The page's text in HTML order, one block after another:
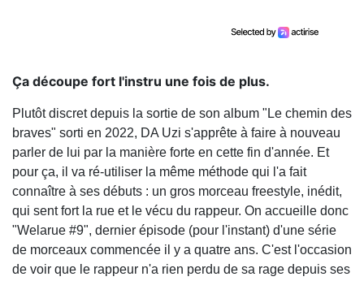
Ça découpe fort l'instru une fois de plus.
Plutôt discret depuis la sortie de son album "Le chemin des
braves" sorti en 2022, DA Uzi s'apprête à faire à nouveau
parler de lui par la manière forte en cette fin d'année. Et
pour ça, il va ré-utiliser la même méthode qui l'a fait
connaître à ses débuts : un gros morceau freestyle, inédit,
qui sent fort la rue et le vécu du rappeur. On accueille donc
"Welarue #9", dernier épisode (pour l'instant) d'une série
de morceaux commencée il y a quatre ans. C'est l'occasion
de voir que le rappeur n'a rien perdu de sa rage depuis ses